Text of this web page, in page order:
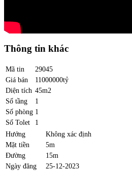
Thông tin khác
Mã tin
29045
Giá bán
11000000tỷ
Diện tích 45m2
Số tầng
1
Số phòng 1
Số Tolet
1
Hướng
Không xác định
Mặt tiền
5m
Đường
15m
Ngày đăng
25-12-2023